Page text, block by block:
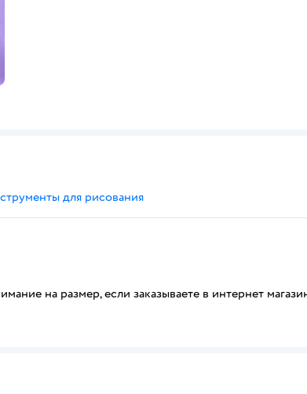
для рисования
на размер, если заказываете в интернет